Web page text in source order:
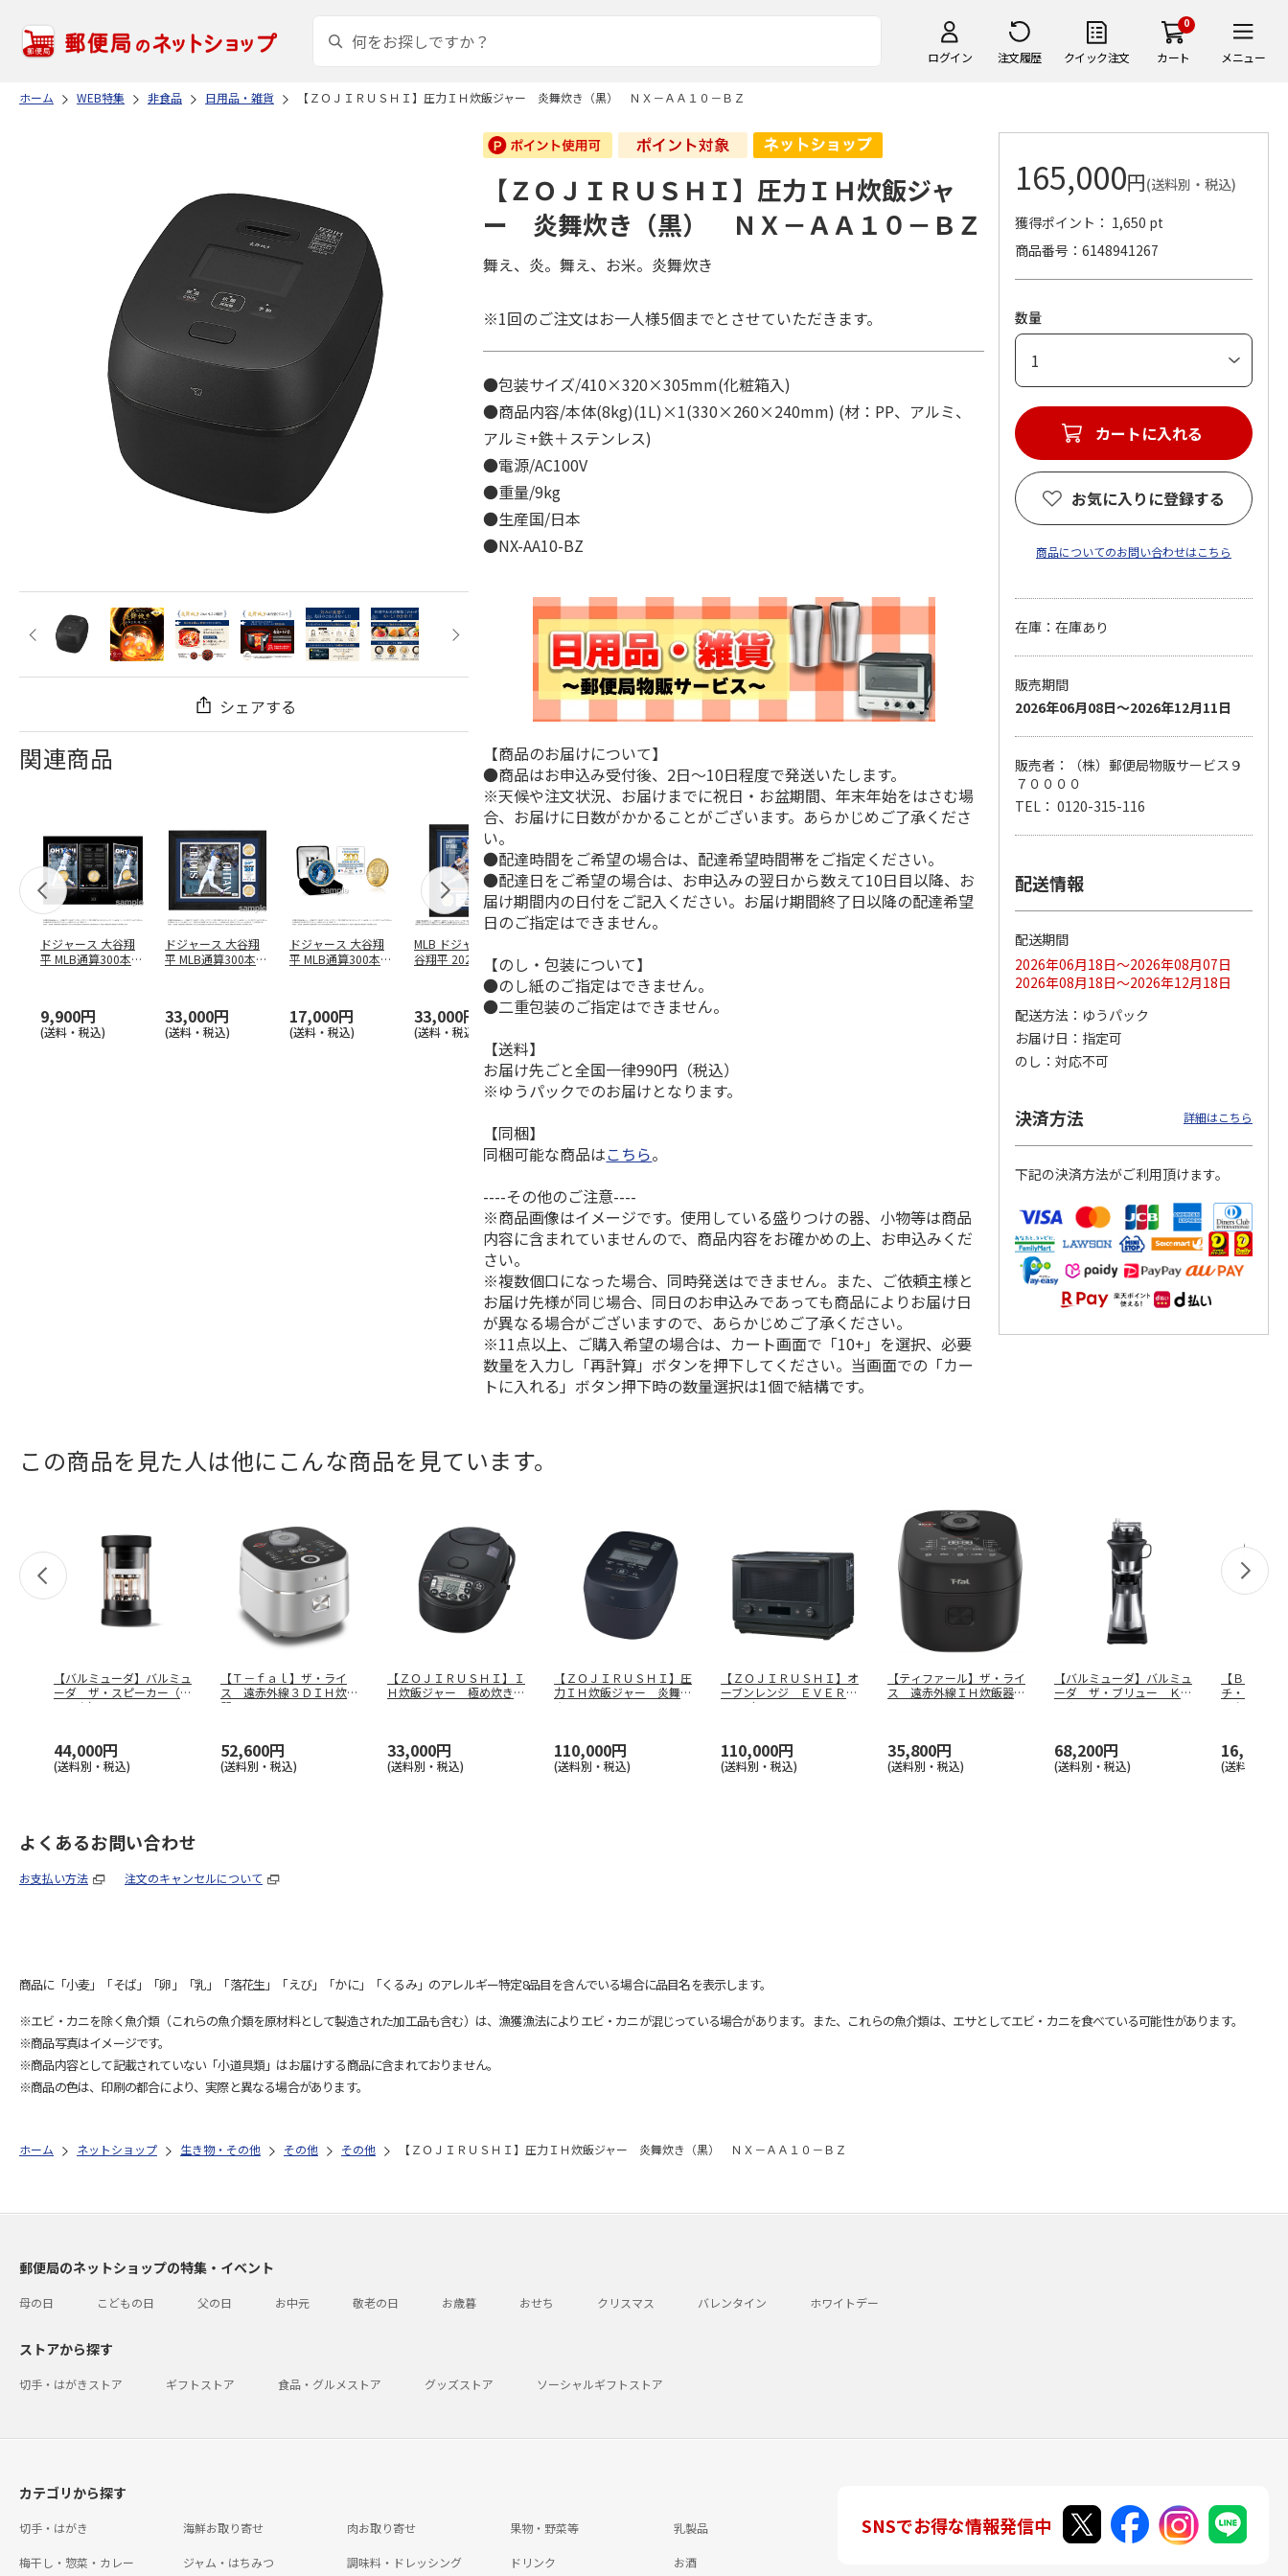
ログイン 注文履歴 クイック注文
0
カート メニュー
ホーム WEB特集 非食品 日用品・雑貨 【ＺＯＪＩＲＵＳＨＩ】圧力ＩＨ炊飯ジャー 炎舞炊き（黒） ＮＸ－ＡＡ１０－ＢＺ
シェアする
関連商品
ドジャース 大谷翔
平 MLB通算300本塁
9,900円
(送料・税込)
ドジャース 大谷翔
平 MLB通算300本塁
33,000円
(送料・税込)
ドジャース 大谷翔
平 MLB通算300本塁
17,000円
(送料・税込)
MLB ドジャース 大
谷翔平 2026 NL 3・
33,000円
(送料・税込)
平 日本人最多53試
合連続出塁記念 ダ
ブ…
33,000円
イ…
9,900円
ドジャース 大谷翔
平 日本人最多53試
合連続出塁記念 シ
ル…
17,000円
(送料・税込)
谷翔平 2026 NL 3・
4月投手…
【ＺＯＪＩＲＵＳＨＩ】圧力ＩＨ炊飯ジャ
ー 炎舞炊き（黒） ＮＸ－ＡＡ１０－ＢＺ
舞え、炎。舞え、お米。炎舞炊き
※1回のご注文はお一人様5個までとさせていただきます。
●包装サイズ/410×320×305mm(化粧箱入)
●商品内容/本体(8kg)(1L)×1(330×260×240mm) (材：PP、アルミ、
アルミ+鉄＋ステンレス)
●電源/AC100V
●重量/9kg
●生産国/日本
●NX-AA10-BZ
【商品のお届けについて】
●商品はお申込み受付後、2日～10日程度で発送いたします。
※天候や注文状況、お届けまでに祝日・お盆期間、年末年始をはさむ場
合、お届けに日数がかかることがございます。あらかじめご了承くださ
い。
●配達時間をご希望の場合は、配達希望時間帯をご指定ください。
●配達日をご希望の場合は、お申込みの翌日から数えて10日目以降、お
届け期間内の日付をご記入ください。お届け期間終了日以降の配達希望
日のご指定はできません。
【のし・包装について】
●のし紙のご指定はできません。
●二重包装のご指定はできません。
【送料】
お届け先ごと全国一律990円（税込）
※ゆうパックでのお届けとなります。
【同梱】
同梱可能な商品はこちら。
----その他のご注意----
※商品画像はイメージです。使用している盛りつけの器、小物等は商品
内容に含まれていませんので、商品内容をお確かめの上、お申込みくだ
さい。
※複数個口になった場合、同時発送はできません。また、ご依頼主様と
お届け先様が同じ場合、同日のお申込みであっても商品によりお届け日
が異なる場合がございますので、あらかじめご了承ください。
※11点以上、ご購入希望の場合は、カート画面で「10+」を選択、必要
数量を入力し「再計算」ボタンを押下してください。当画面での「カー
トに入れる」ボタン押下時の数量選択は1個で結構です。
165,000円(送料別・税込)
獲得ポイント： 1,650 pt
商品番号
6148941267
数量
カートに入れる
お気に入りに登録する
商品についてのお問い合わせはこちら
在庫：在庫あり
販売期間
2026年06月08日～2026年12月11日
販売者：（株）郵便局物販サービス９
７００００
TEL： 0120-315-116
配送情報
配送期間
2026年06月18日～2026年08月07日
2026年08月18日～2026年12月18日
配送方法
ゆうパック
お届け日
指定可
のし
対応不可
決済方法 詳細はこちら
下記の決済方法がご利用頂けます。
この商品を見た人は他にこんな商品を見ています。
【バルミューダ】バルミュ
ーダ ザ・スピーカー（ブ
ラック）
44,000円
(送料別・税込)
【Ｔ－ｆａｌ】ザ・ライ
ス 遠赤外線３ＤＩＨ炊飯
器 ＲＫ８９
52,600円
(送料別・税込)
【ＺＯＪＩＲＵＳＨＩ】Ｉ
Ｈ炊飯ジャー 極め炊き
33,000円
(送料別・税込)
【ＺＯＪＩＲＵＳＨＩ】圧
力ＩＨ炊飯ジャー 炎舞炊
き ＮＷ－
110,000円
(送料別・税込)
【ＺＯＪＩＲＵＳＨＩ】オ
ーブンレンジ ＥＶＥＲＩ
ＮＯ（スレ
110,000円
(送料別・税込)
【ティファール】ザ・ライ
ス 遠赤外線ＩＨ炊飯器
35,800円
(送料別・税込)
【バルミューダ】バルミュ
ーダ ザ・ブリュー Ｋ０
68,200円
(送料別・税込)
【Ｂｅａｒ
チ・ライス
ック） Ｍ
16,500円
(送料別・税
よくあるお問い合わせ
お支払い方法 注文のキャンセルについて
商品に「小麦」「そば」「卵」「乳」「落花生」「えび」「かに」「くるみ」のアレルギー特定8品目を含んでいる場合に品目名を表示します。
※エビ・カニを除く魚介類（これらの魚介類を原材料として製造された加工品も含む）は、漁獲漁法によりエビ・カニが混じっている場合があります。また、これらの魚介類は、エサとしてエビ・カニを食べている可能性があります。
※商品写真はイメージです。
※商品内容として記載されていない「小道具類」はお届けする商品に含まれておりません。
※商品の色は、印刷の都合により、実際と異なる場合があります。
ホーム ネットショップ 生き物・その他 その他 その他 【ＺＯＪＩＲＵＳＨＩ】圧力ＩＨ炊飯ジャー 炎舞炊き（黒） ＮＸ－ＡＡ１０－ＢＺ
郵便局のネットショップの特集・イベント
母の日 こどもの日 父の日 お中元 敬老の日 お歳暮 おせち クリスマス バレンタイン ホワイトデー
ストアから探す
切手・はがきストア ギフトストア 食品・グルメストア グッズストア ソーシャルギフトストア
カテゴリから探す
切手・はがき 海鮮お取り寄せ 肉お取り寄せ 果物・野菜等 乳製品
梅干し・惣菜・カレー ジャム・はちみつ 調味料・ドレッシング ドリンク お酒
SNSでお得な情報発信中